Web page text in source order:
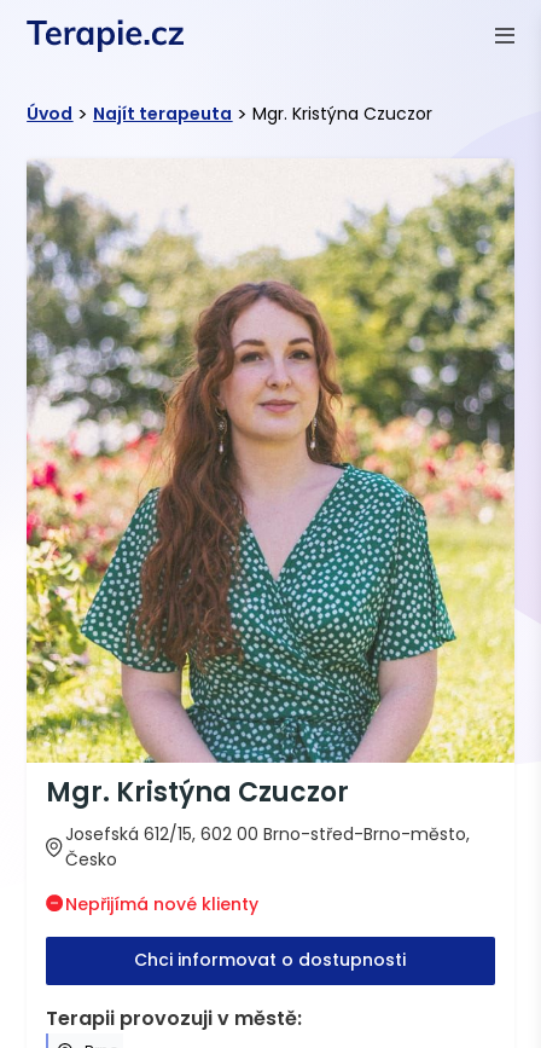
Úvod > Najít terapeuta > Mgr. Kristýna Czuczor
Mgr. Kristýna Czuczor
Josefská 612/15, 602 00 Brno-střed-Brno-město,
Česko
Nepřijímá nové klienty
Chci informovat o dostupnosti
Terapii provozuji v městě: